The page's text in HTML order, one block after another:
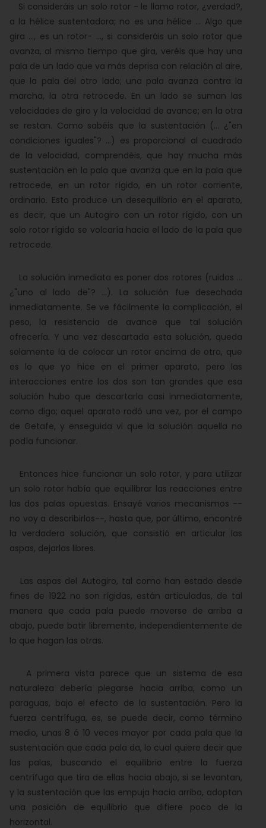
Si consideráis un solo rotor - le llamo rotor, ¿verdad?,
a la hélice sustentadora; no es una hélice ... Algo que
gira ..., es un rotor- ..., si consideráis un solo rotor que
avanza, al mismo tiempo que gira, veréis que hay una
pala de un lado que va más deprisa con relación al aire,
que la pala del otro lado; una pala avanza contra la
marcha, la otra retrocede. En un lado se suman las
velocidades de giro y la velocidad de avance; en la otra
se restan. Como sabéis que la sustentación (... ¿"en
condiciones iguales"? ...) es proporcional al cuadrado
de la velocidad, comprendéis, que hay mucha más
sustentación en la pala que avanza que en la pala que
retrocede, en un rotor rígido, en un rotor corriente,
ordinario. Esto produce un desequilibrio en el aparato,
es decir, que un Autogiro con un rotor rígido, con un
solo rotor rígido se volcaría hacia el lado de la pala que
retrocede.
La solución inmediata es poner dos rotores (ruidos ...
¿"uno al lado de"? ...). La solución fue desechada
inmediatamente. Se ve fácilmente la complicación, el
peso, la resistencia de avance que tal solución
ofrecería. Y una vez descartada esta solución, queda
solamente la de colocar un rotor encima de otro, que
es lo que yo hice en el primer aparato, pero las
interacciones entre los dos son tan grandes que esa
solución hubo que descartarla casi inmediatamente,
como digo; aquel aparato rodó una vez, por el campo
de Getafe, y enseguida vi que la solución aquella no
podía funcionar.
Entonces hice funcionar un solo rotor, y para utilizar
un solo rotor había que equilibrar las reacciones entre
las dos palas opuestas. Ensayé varios mecanismos --
no voy a describirlos--, hasta que, por último, encontré
la verdadera solución, que consistió en articular las
aspas, dejarlas libres.
Las aspas del Autogiro, tal como han estado desde
fines de 1922 no son rígidas, están articuladas, de tal
manera que cada pala puede moverse de arriba a
abajo, puede batir libremente, independientemente de
lo que hagan las otras.
A primera vista parece que un sistema de esa
naturaleza debería plegarse hacia arriba, como un
paraguas, bajo el efecto de la sustentación. Pero la
fuerza centrífuga, es, se puede decir, como término
medio, unas 8 ó 10 veces mayor por cada pala que la
sustentación que cada pala da, lo cual quiere decir que
las palas, buscando el equilibrio entre la fuerza
centrífuga que tira de ellas hacia abajo, si se levantan,
y la sustentación que las empuja hacia arriba, adoptan
una posición de equilibrio que difiere poco de la
horizontal.